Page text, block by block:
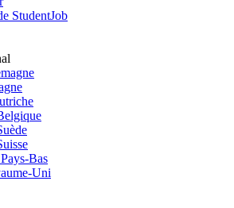
StudentJob
Bas
Uni